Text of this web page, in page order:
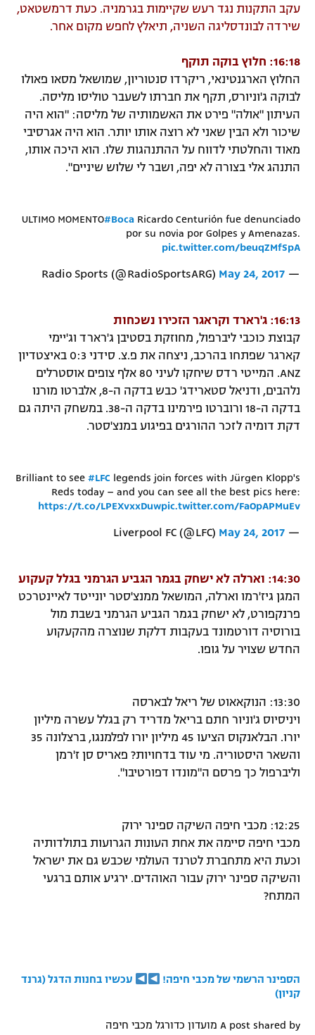
עקב התקנות נגד רעש שקיימות בגרמניה. כעת דרמשטאט,
שירדה לבונדסליגה השניה, תיאלץ לחפש מקום אחר.
16:18: חלוץ בוקה תוקף
החלוץ הארגנטינאי, ריקרדו סנטוריון, שמושאל מסאו פאולו
לבוקה ג'וניורס, תקף את חברתו לשעבר טוליסו מליסה.
העיתון "אולה" פירט את האשמותיה של מליסה: "הוא היה
שיכור ולא הבין שאני לא רוצה אותו יותר. הוא היה אגרסיבי
מאוד והחלטתי לדווח על ההתנהגות שלו. הוא היכה אותו,
התנהג אלי בצורה לא יפה, ושבר לי שלוש שיניים".
ULTIMO MOMENTO#Boca Ricardo Centurión fue denunciado
por su novia por Golpes y Amenazas.
pic.twitter.com/beuqZMfSpA
— Radio Sports (@RadioSportsARG)
May 24, 2017
16:13: ג'רארד וקראגר הזכירו נשכחות
קבוצת כוכבי ליברפול, מחוזקת בסטיבן ג'רארד וג'יימי
קארגר שפתחו בהרכב, ניצחה את פ.צ. סידני 0:3 באיצטדיון
ANZ. המייטי רדס שיחקו לעיני 80 אלף צופים אוסטרלים
נלהבים, ודניאל סטארידג' כבש בדקה ה-8, אלברטו מורנו
בדקה ה-18 ורוברטו פירמינו בדקה ה-38. במשחק היתה גם
דקת דומיה לזכר ההורגים בפיגוע במנצ'סטר.
Brilliant to see #LFC legends join forces with Jürgen Klopp's
Reds today – and you can see all the best pics here:
https://t.co/LPEXvxxDuwpic.twitter.com/FaOpAPMuEv
— Liverpool FC (@LFC)
May 24, 2017
14:30: וארלה לא ישחק בגמר הגביע הגרמני בגלל קעקוע
המגן גיז'רמו וארלה, המושאל ממנצ'סטר יונייטד לאיינטרכט
פרנקפורט, לא ישחק בגמר הגביע הגרמני בשבת מול
בורוסיה דורטמונד בעקבות דלקת שנוצרה מהקעקוע
החדש שצויר על גופו.
13:30: הנוקאאוט של ריאל לבארסה
ויניסיוס ג'וניור חתם בריאל מדריד רק בגלל עשרה מיליון
יורו. הבלאנקוס הציעו 45 מיליון יורו לפלמנגו, ברצלונה 35
והשאר היסטוריה. מי עוד בדחויות? פאריס סן ז'רמן
וליברפול כך פרסם ה"מונדו דפורטיבו".
12:25: מכבי חיפה השיקה ספינר ירוק
מכבי חיפה סיימה את אחת העונות הגרועות בתולדותיה
וכעת היא מתחברת לטרנד העולמי שכבש גם את ישראל
והשיקה ספינר ירוק עבור האוהדים. ירגיע אותם ברגעי
המתח?
הספינר הרשמי של מכבי חיפה!
עכשיו בחנות הדגל (גרנד
קניון)
A post shared by מועדון כדורגל מכבי חיפה